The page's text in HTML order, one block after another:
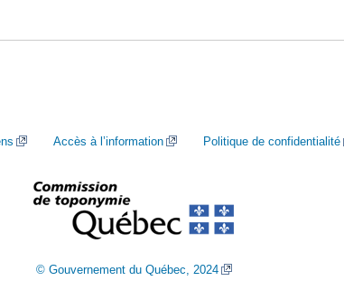
Accès à l’information Politique de confidentialité
© Gouvernement du Québec, 2024